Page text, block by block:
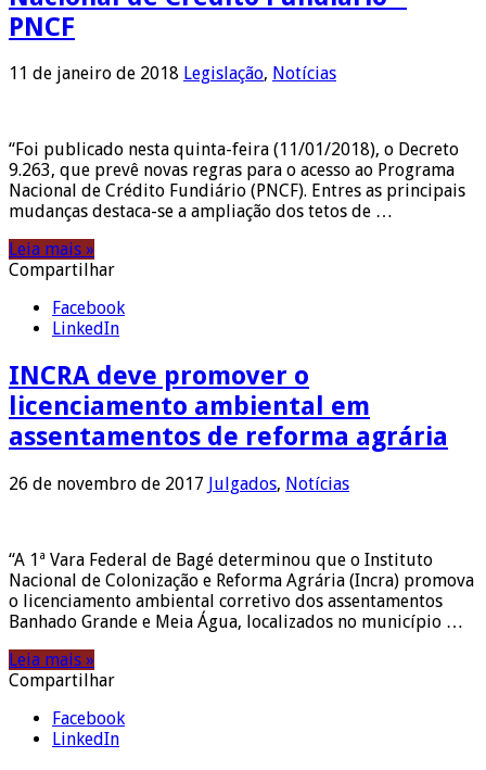
PNCF
11 de janeiro de 2018 Legislação, Notícias
“Foi publicado nesta quinta-feira (11/01/2018), o Decreto
9.263, que prevê novas regras para o acesso ao Programa
Nacional de Crédito Fundiário (PNCF). Entres as principais
mudanças destaca-se a ampliação dos tetos de …
Leia mais »
Compartilhar
Facebook
LinkedIn
INCRA deve promover o
licenciamento ambiental em
assentamentos de reforma agrária
26 de novembro de 2017 Julgados, Notícias
“A 1ª Vara Federal de Bagé determinou que o Instituto
Nacional de Colonização e Reforma Agrária (Incra) promova
o licenciamento ambiental corretivo dos assentamentos
Banhado Grande e Meia Água, localizados no município …
Leia mais »
Compartilhar
Facebook
LinkedIn